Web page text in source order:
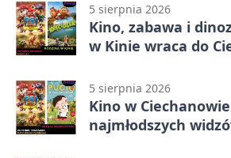
5 sierpnia 2026
Kino, zabawa i
w Kinie wraca do
5 sierpnia 2026
Kino w
najmłodszych